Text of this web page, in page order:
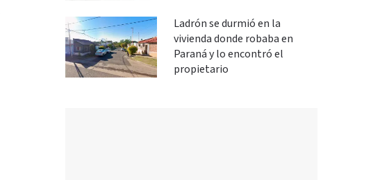
Ladrón se durmió en la
vivienda donde robaba en
Paraná y lo encontró el
propietario